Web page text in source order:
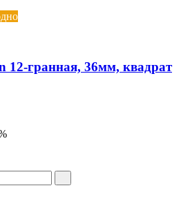
12-гранная, 36мм, квадрат